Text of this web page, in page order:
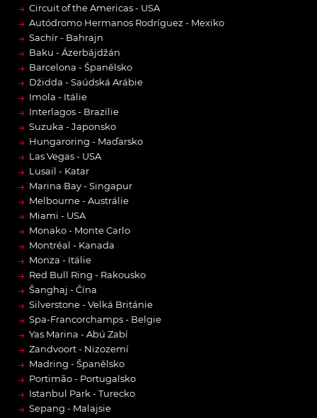
→ Circuit of the Americas - USA
→ Autódromo Hermanos Rodríguez - Mexiko
→ Sachír - Bahrajn
→ Baku - Ázerbájdžán
→ Barcelona - Španělsko
→ Džidda - Saúdská Arábie
→ Imola - Itálie
→ Interlagos - Brazílie
→ Suzuka - Japonsko
→ Hungaroring - Maďarsko
→ Las Vegas - USA
→ Lusail - Katar
→ Marina Bay - Singapur
→ Melbourne - Austrálie
→ Miami - USA
→ Monako - Monte Carlo
→ Montréal - Kanada
→ Monza - Itálie
→ Red Bull Ring - Rakousko
→ Šanghaj - Čína
→ Silverstone - Velká Británie
→ Spa-Francorchamps - Belgie
→ Yas Marina - Abú Zabí
→ Zandvoort - Nizozemí
→ Madring - Španělsko
→ Portimão - Portugalsko
→ Istanbul Park - Turecko
→ Sepang - Malajsie